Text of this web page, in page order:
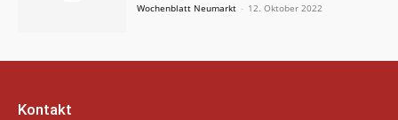
Wochenblatt Neumarkt - 12. Oktober 2022
Kontakt